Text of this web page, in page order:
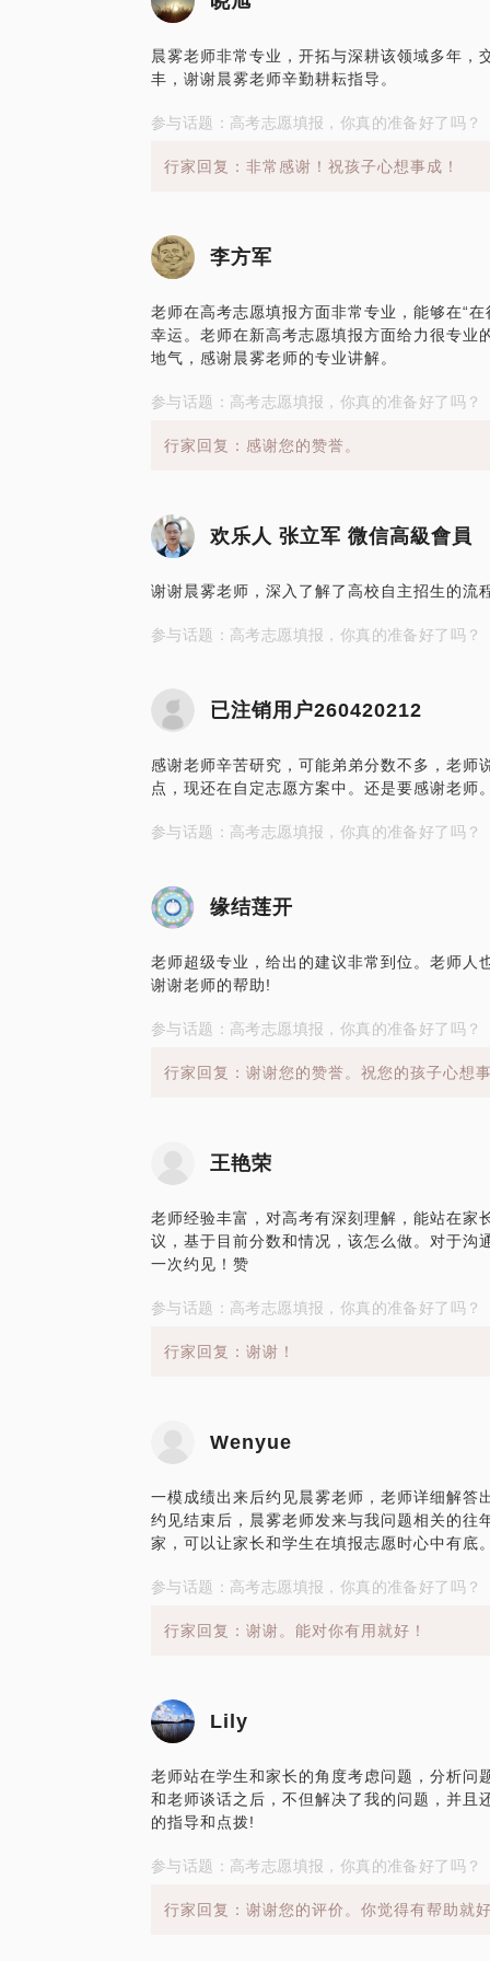
晨雾老师非常专业，开拓与深耕该领域多年
丰，谢谢晨雾老师辛勤耕耘指导。
参与话题：高考志愿填报，你真的准备好了吗？
行家回复：非常感谢！祝孩子心想事成！
李方军
老师在高考志愿填报方面非常专业，能够在“
幸运。老师在新高考志愿填报方面给力很专业
地气，感谢晨雾老师的专业讲解。
参与话题：高考志愿填报，你真的准备好了吗？
行家回复：感谢您的赞誉。
欢乐人 张立军 ‍微信高級會員
谢谢晨雾老师，深入了解了高校自主招生的流
参与话题：高考志愿填报，你真的准备好了吗？
已注销用户260420212
感谢老师辛苦研究，可能弟弟分数不多，老师
点，现还在自定志愿方案中。还是要感谢老师
参与话题：高考志愿填报，你真的准备好了吗？
缘结莲开
老师超级专业，给出的建议非常到位。老师人
谢谢老师的帮助!
参与话题：高考志愿填报，你真的准备好了吗？
行家回复：谢谢您的赞誉。祝您的孩子心想
王艳荣
老师经验丰富，对高考有深刻理解，能站在家
议，基于目前分数和情况，该怎么做。对于沟
一次约见！赞
参与话题：高考志愿填报，你真的准备好了吗？
行家回复：谢谢！
Wenyue
一模成绩出来后约见晨雾老师，老师详细解答
约见结束后，晨雾老师发来与我问题相关的往
家，可以让家长和学生在填报志愿时心中有底
参与话题：高考志愿填报，你真的准备好了吗？
行家回复：谢谢。能对你有用就好！
Lily
老师站在学生和家长的角度考虑问题，分析问
和老师谈话之后，不但解决了我的问题，并且
的指导和点拨!
参与话题：高考志愿填报，你真的准备好了吗？